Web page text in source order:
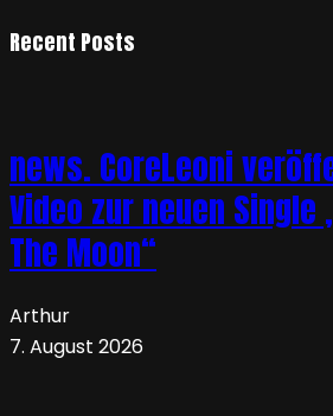
Recent Posts
news. CoreLeoni
Video zur neuen Single
The Moon“
Arthur
7. August 2026